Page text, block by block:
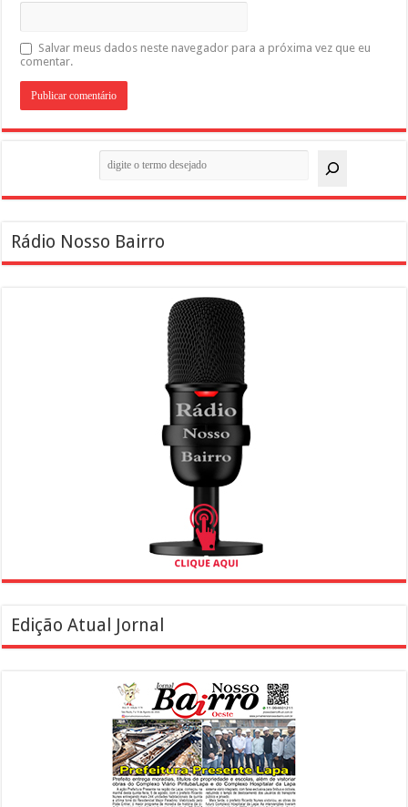
Salvar meus dados neste navegador para a próxima vez que eu
comentar.
Rádio Nosso Bairro
Edição Atual Jornal